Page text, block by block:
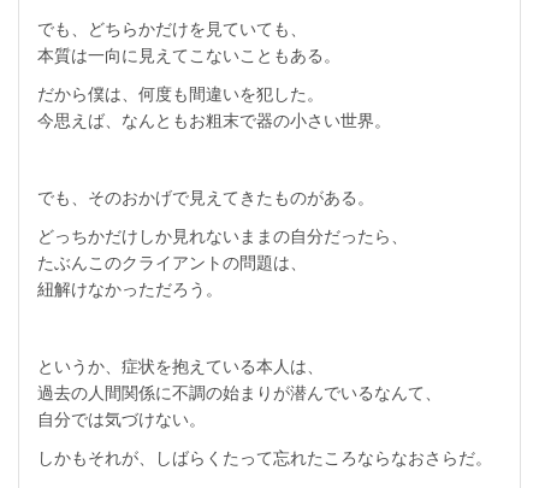
でも、どちらかだけを見ていても、
本質は一向に見えてこないこともある。
だから僕は、何度も間違いを犯した。
今思えば、なんともお粗末で器の小さい世界。
でも、そのおかげで見えてきたものがある。
どっちかだけしか見れないままの自分だったら、
たぶんこのクライアントの問題は、
紐解けなかっただろう。
というか、症状を抱えている本人は、
過去の人間関係に不調の始まりが潜んでいるなんて、
自分では気づけない。
しかもそれが、しばらくたって忘れたころならなおさらだ。